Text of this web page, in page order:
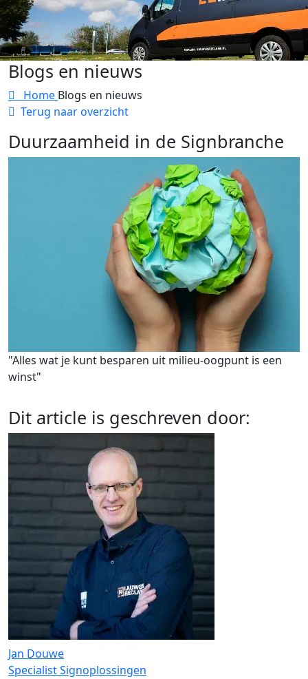
Blogs en nieuws
Home Blogs en nieuws
Terug naar overzicht
Duurzaamheid in de Signbranche
"Alles wat je kunt besparen uit milieu-oogpunt is een
winst"
Dit article is geschreven door:
Jan Douwe
Specialist Signoplossingen